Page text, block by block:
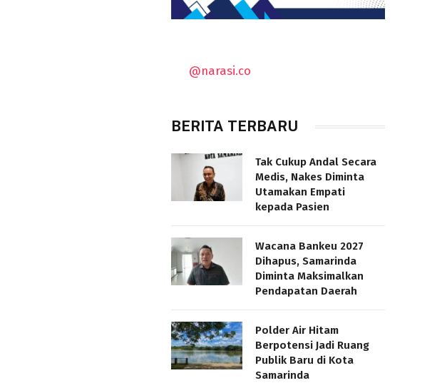
@narasi.co
BERITA TERBARU
Tak Cukup Andal Secara
Medis, Nakes Diminta
Utamakan Empati
kepada Pasien
Wacana Bankeu 2027
Dihapus, Samarinda
Diminta Maksimalkan
Pendapatan Daerah
Polder Air Hitam
Berpotensi Jadi Ruang
Publik Baru di Kota
Samarinda